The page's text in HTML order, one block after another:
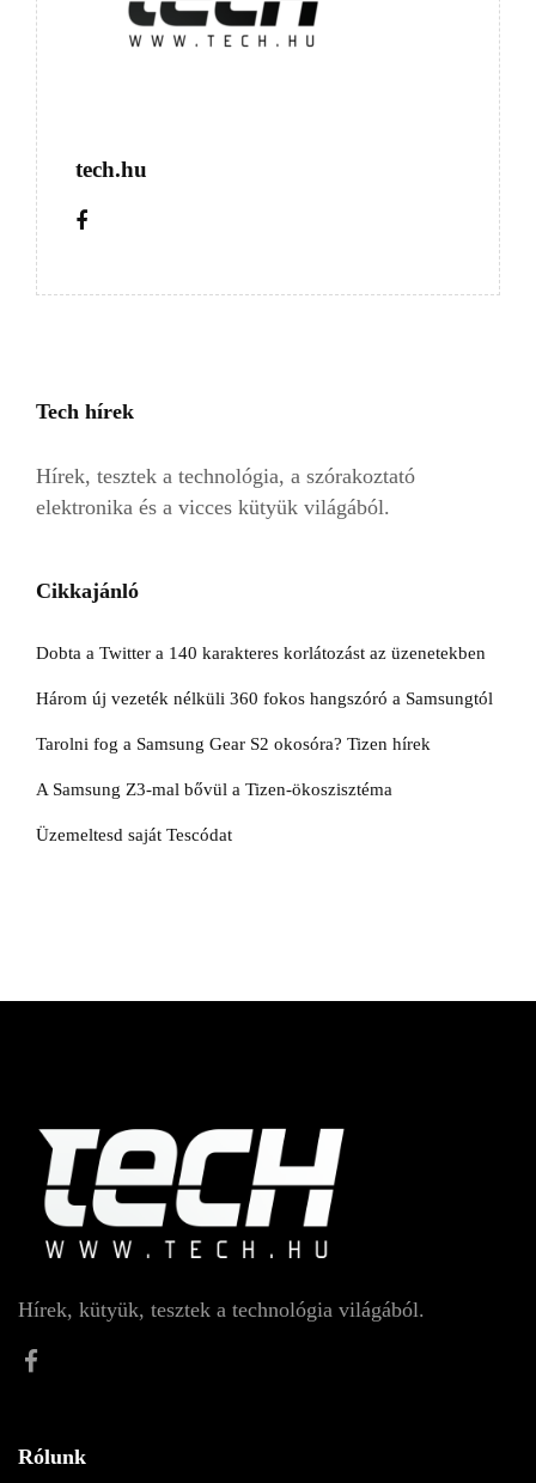
tech.hu
Tech hírek
Hírek, tesztek a technológia, a szórakoztató
elektronika és a vicces kütyük világából.
Cikkajánló
Dobta a Twitter a 140 karakteres korlátozást az üzenetekben
Három új vezeték nélküli 360 fokos hangszóró a Samsungtól
Tarolni fog a Samsung Gear S2 okosóra? Tizen hírek
A Samsung Z3-mal bővül a Tizen-ökoszisztéma
Üzemeltesd saját Tescódat
Hírek, kütyük, tesztek a technológia világából.
Rólunk